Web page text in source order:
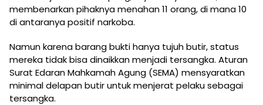
membenarkan pihaknya menahan 11 orang, di mana 10
di antaranya positif narkoba.
Namun karena barang bukti hanya tujuh butir, status
mereka tidak bisa dinaikkan menjadi tersangka. Aturan
Surat Edaran Mahkamah Agung (SEMA) mensyaratkan
minimal delapan butir untuk menjerat pelaku sebagai
tersangka.